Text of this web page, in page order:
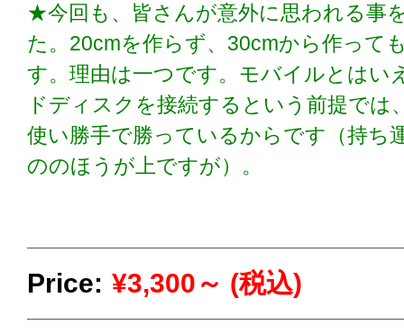
★今回も、皆さんが意外に思われる事
た。20cmを作らず、30cmから作って
す。理由は一つです。モバイルとはい
ドディスクを接続するという前提では
使い勝手で勝っているからです（持ち
ののほうが上ですが）。
Price: ¥3,300～ (税込)